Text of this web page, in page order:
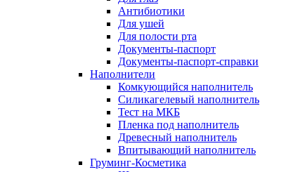
Антибиотики
Для ушей
Для полости рта
Документы-паспорт
Документы-паспорт-справки
Наполнители
Комкующийся наполнитель
Силикагелевый наполнитель
Тест на МКБ
Пленка под наполнитель
Древесный наполнитель
Впитывающий наполнитель
Груминг-Косметика